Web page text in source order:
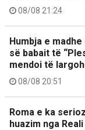
08/08 21:24
Humbja e
së babait të
mendoi të
08/08 20:51
Roma e ka
huazim nga